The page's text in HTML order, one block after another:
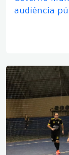
audiência